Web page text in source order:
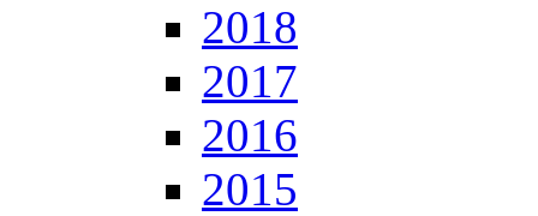
2018
2017
2016
2015